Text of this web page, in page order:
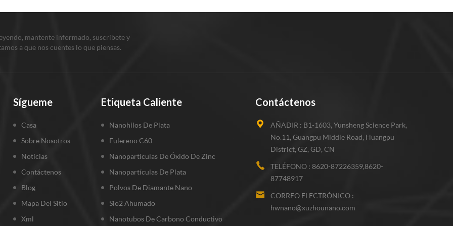
mantente informado, suscríbete y
a que nos cuentes lo que piensas.
Sígueme
Casa
Sobre Nosotros
Noticias
Contáctenos
Blog
Mapa Del Sitio
Xml
Etiqueta Caliente
Nanohilos De Plata
Fulereno C60
Nanopartículas De Óxido De Zinc
Nanopartículas De Plata
Polvos De Diamante Nano
Sio2 Ahumado
Nanotubos De Carbono Conductivo
Contáctenos
AÑADIR : B1-1603, Yunsheng Science Park,
No.11, Guangpu Middle Road, Huangpu
District, GZ, GD, CN
TELÉFONO : 8620-87226359,8620-
87748917
CORREO ELECTRÓNICO :
hwnano@xuzhounano.com